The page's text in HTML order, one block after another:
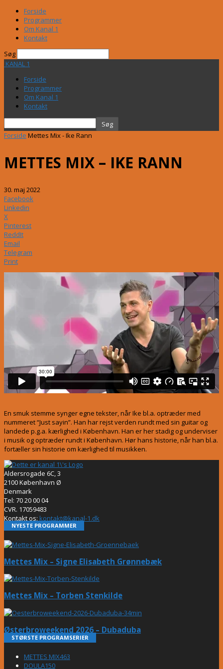
Forside
Programmer
Om Kanal 1
Kontakt
Søg
KANAL 1
Forside
Programmer
Om Kanal 1
Kontakt
Forside Mettes Mix - Ike Rann
METTES MIX – IKE RANN
30. maj 2022
Facebook
Linkedin
X
Pinterest
ReddIt
Email
Telegram
Print
En smuk stemme synger egne tekster, når Ike bl.a. optræder med
nummeret “Just sayin”. Han har rejst verden rundt med sin guitar og
landede p.g.a. kærlighed i København. Han er her stadig og underviser
i musik og optræder rundt i København. Hør hans historie, når han bl.a.
fortæller sin historie om kærlighed til musikken.
Aldersrogade 6C, 3
2100 København Ø
Denmark
Tel: 70 20 00 04
CVR. 17059483
Kontakt os: kontakt@kanal-1.dk
NYESTE PROGRAMMER
Mettes Mix – Signe Elisabeth Grønnebæk
Mettes Mix – Torben Stenkilde
Østerbroweekend 2026 – Dubaduba
STØRSTE PROGRAMSERIER
METTES MIX463
DOULA150